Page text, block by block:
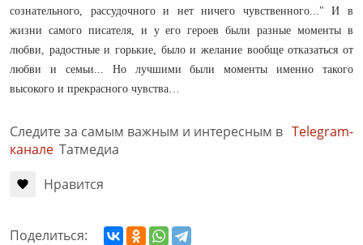
сознательного, рассудочного и нет ничего чувственного..." И в
жизни самого писателя, и у его героев были разные моменты в
любви, радостные и горькие, было и желание вообще отказаться от
любви и семьи... Но лучшими были моменты именно такого
высокого и прекрасного чувства…
Следите за самым важным и интересным в Telegram-
канале Татмедиа
Нравится
Поделиться: